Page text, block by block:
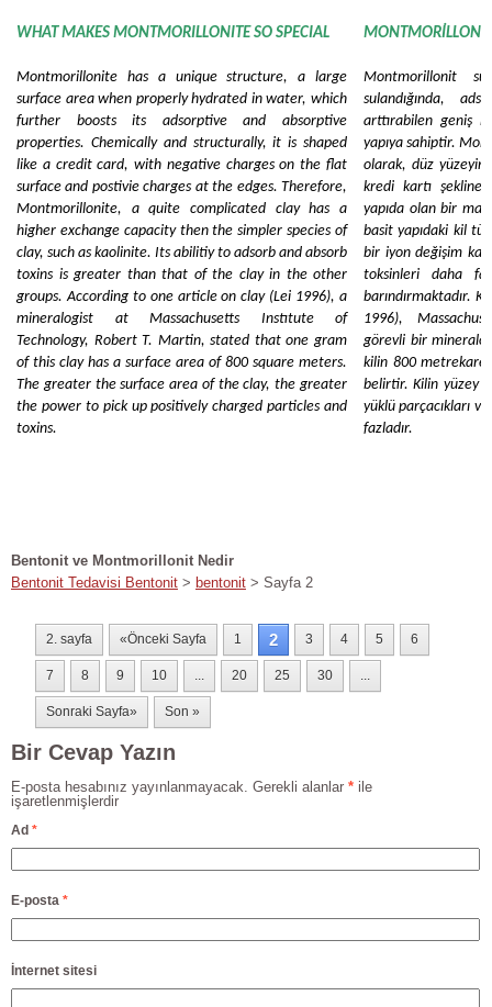
WHAT MAKES MONTMORILLONITE SO SPECIAL
Montmorillonite has a unique structure, a large
surface area when properly hydrated in water, which
further boosts its adsorptive and absorptive
properties. Chemically and structurally, it is shaped
like a credit card, with negative charges on the flat
surface and postivie charges at the edges. Therefore,
Montmorillonite, a quite complicated clay has a
higher exchange capacity then the simpler species of
clay, such as kaolinite. Its abilitiy to adsorb and absorb
toxins is greater than that of the clay in the other
groups. According to one article on clay (Lei 1996), a
mineralogist at Massachusetts Instıtute of
Technology, Robert T. Martin, stated that one gram
of this clay has a surface area of 800 square meters.
The greater the surface area of the clay, the greater
the power to pick up positively charged particles and
toxins.
Montmorillonit
sulandığında,
arttırabilen geniş
yapıya sahiptir.
olarak, düz
kredi kartı şekline
yapıda olan bir
basit yapıdaki kil
bir iyon değişim
toksinleri daha
barındırmaktadır.
1996),
görevli bir
kilin 800 metrekare
belirtir. Kilin yüzey
yüklü parçacıkları
fazladır.
Bentonit ve Montmorillonit Nedir
Bentonit Tedavisi Bentonit > bentonit > Sayfa 2
2. sayfa «Önceki Sayfa 1 2 3 4 5 6
7 8 9 10 ... 20 25 30 ...
Sonraki Sayfa» Son »
Bir Cevap Yazın
E-posta hesabınız yayınlanmayacak. Gerekli alanlar * ile
işaretlenmişlerdir
Ad *
E-posta *
İnternet sitesi